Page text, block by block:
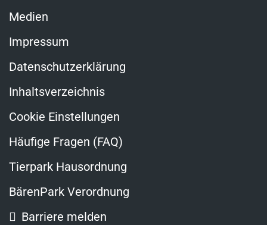
Medien
Impressum
Datenschutzerklärung
Inhaltsverzeichnis
Cookie Einstellungen
Häufige Fragen (FAQ)
Tierpark Hausordnung
BärenPark Verordnung
Barriere melden